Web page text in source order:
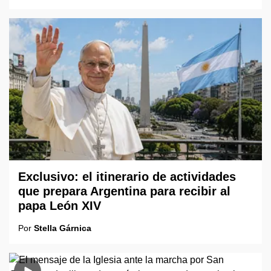
Exclusivo: el itinerario de actividades
que prepara Argentina para recibir al
papa León XIV
Por Stella Gárnica